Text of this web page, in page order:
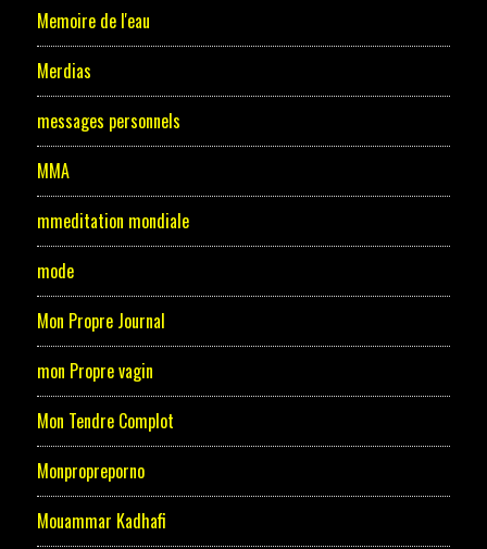
Memoire de l'eau
Merdias
messages personnels
MMA
mmeditation mondiale
mode
Mon Propre Journal
mon Propre vagin
Mon Tendre Complot
Monpropreporno
Mouammar Kadhafi